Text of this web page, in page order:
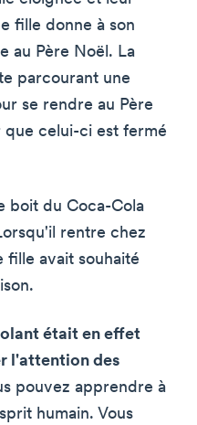
fille donne à son
au Père Noël. La
parcourant une
se rendre au Père
celui-ci est fermé
boit du Coca-Cola
rentre chez
fille avait souhaité
était en effet
l'attention des
pouvez apprendre à
humain. Vous